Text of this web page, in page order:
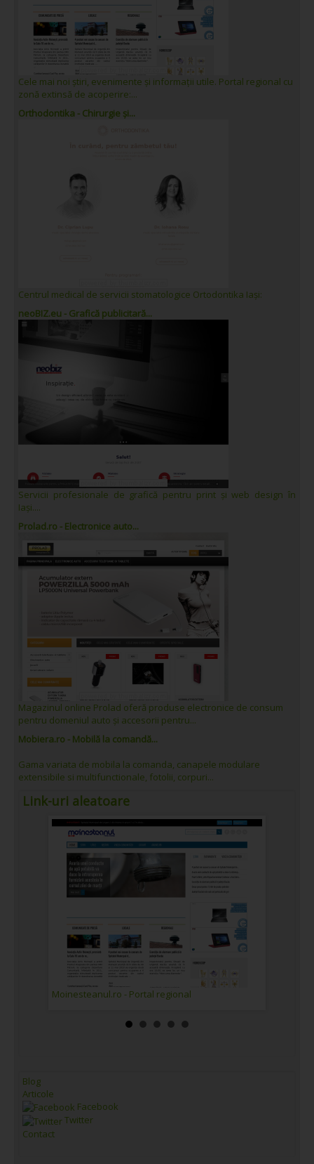
Cele mai noi știri, evenimente și informații utile. Portal regional cu
zonă extinsă de acoperire:...
Orthodontika - Chirurgie și...
Centrul medical de servicii stomatologice Ortodontika Iași:
neoBIZ.eu - Grafică publicitară...
Servicii profesionale de grafică pentru print și web design în
Iași....
Prolad.ro - Electronice auto...
Magazinul online Prolad oferă produse electronice de consum
pentru domeniul auto și accesorii pentru...
Mobiera.ro - Mobilă la comandă...
Gama variata de mobila la comanda, canapele modulare
extensibile si multifunctionale, fotolii, corpuri...
Link-uri aleatoare
Moinesteanul.ro - Portal regional
Blog
Articole
Facebook
Twitter
Contact